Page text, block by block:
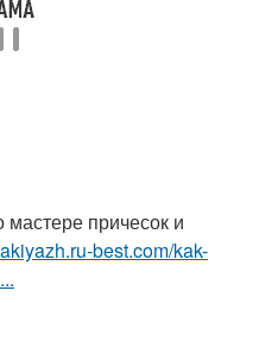
причесок и
best.com/kak-